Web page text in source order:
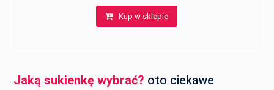
Kup w sklepie
Jaką sukienkę wybrać? oto ciekawe